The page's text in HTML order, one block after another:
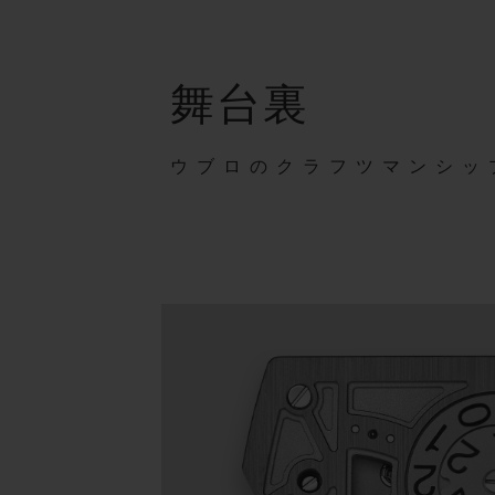
舞台裏
ウブロのクラフツマンシッ